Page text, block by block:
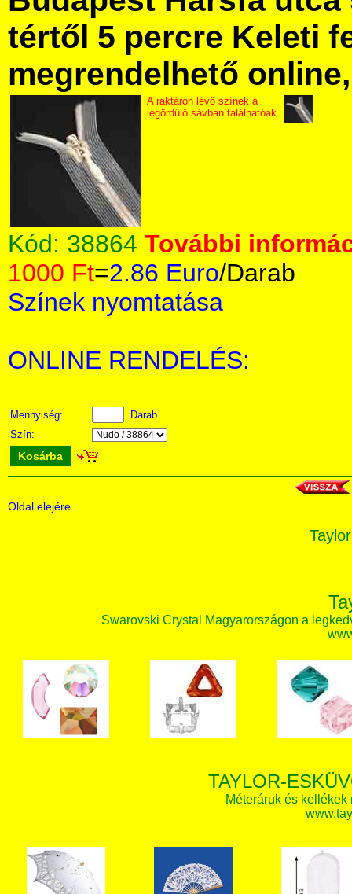
tértől 5 percre Keleti
megrendelhető
A raktáron lévő színek a
legördülő sávban találhatóak.
Kód: 38864 További
1000 Ft=2.86 Euro/Darab
Színek nyomtatása
ONLINE RENDELÉS:
Mennyiség:
Darab
Szín:
Kosárba
Oldal elejére
Swarovski Crystal Magyarországon a
TAYLOR-
Méteráruk és